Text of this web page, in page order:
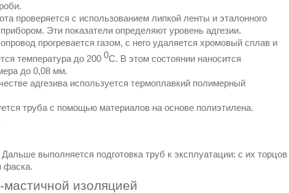
проверяется с использованием липкой ленты и эталонного
Эти показатели определяют уровень адгезии.
прогревается газом, с него удаляется хромовый сплав и
температура до 200 0С. В этом состоянии наносится
до 0,08 мм.
адгезива используется термоплавкий полимерный
труба с помощью материалов на основе полиэтилена.
выполняется подготовка труб к эксплуатации: с их торцов
фаска.
изоляцией